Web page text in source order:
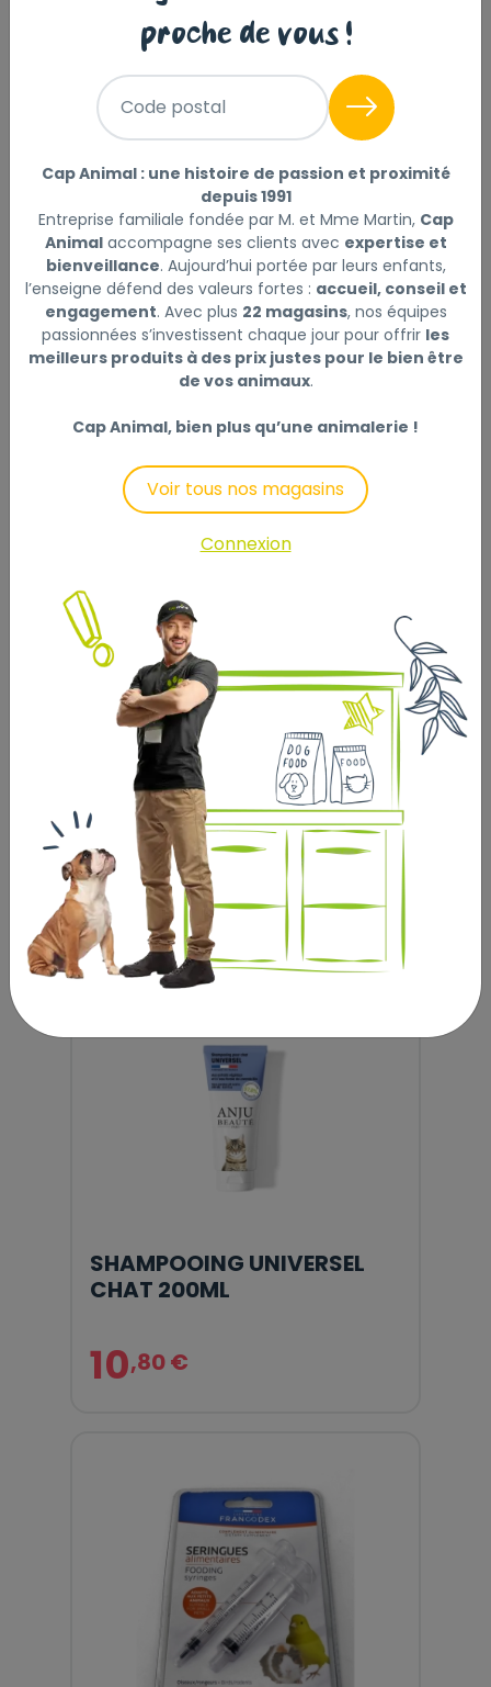
LOTION ECOSOIN BIO
OREILLES 70ML HAMIFORM
LOTION ECOSOIN BIO YEUX
ET MUSEAU 70ML HAMIFORM
8,99 €
SHAMPOOING UNIVERSEL
CHAT 200ML
10,80 €
proche de vous !
Code postal
Cap Animal : une histoire de passion et proximité
depuis 1991
Entreprise familiale fondée par M. et Mme Martin, Cap
Animalaccompagne ses clients avec expertise et
bienveillance. Aujourd’hui portée par leurs enfants,
l’enseigne défend des valeurs fortes : accueil, conseil et
engagement. Avec plus 22 magasins, nos équipes
passionnées s’investissent chaque jour pour offrir les
meilleurs produits à des prix justes pour le bien être
de vos animaux.
Cap Animal, bien plus qu’une animalerie !
Voir tous nos magasins
Connexion